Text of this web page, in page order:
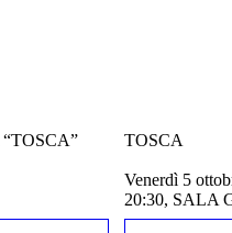
TOSCA
venerdì 5
20:30, SALA